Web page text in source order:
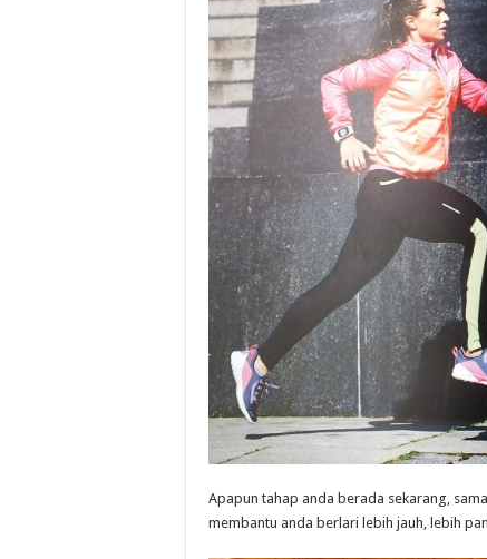
Apapun tahap anda berada sekarang,
membantu anda berlari lebih jauh, lebih